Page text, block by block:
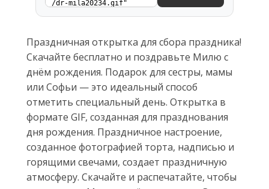
Праздничная открытка для сбора праздника!
Скачайте бесплатно и поздравьте Милю с
днём рождения. Подарок для сестры, мамы
или Софьи — это идеальный способ
отметить специальный день. Открытка в
формате GIF, созданная для празднования
дня рождения. Праздничное настроение,
созданное фотографией торта, надписью и
горящими свечами, создает праздничную
атмосферу. Скачайте и распечатайте, чтобы